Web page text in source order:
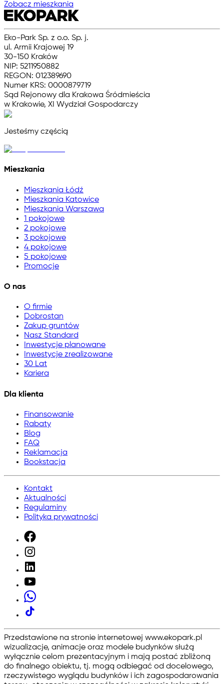
Zobacz mieszkania
Eko-Park Sp. z o.o. Sp. j.
ul. Armii Krajowej 19
30-150 Kraków
NIP: 5211950882
REGON: 012389690
Numer KRS: 0000879719
Sąd Rejonowy dla Krakowa Śródmieścia
w Krakowie, XI Wydział Gospodarczy
Jesteśmy częścią
Mieszkania
Mieszkania Łódź
Mieszkania Katowice
Mieszkania Warszawa
1 pokojowe
2 pokojowe
3 pokojowe
4 pokojowe
5 pokojowe
Promocje
O nas
O firmie
Dobrostan
Zakup gruntów
Nasz Standard
Inwestycje planowane
Inwestycje zrealizowane
30 Lat
Kariera
Dla klienta
Finansowanie
Rabaty
Blog
FAQ
Reklamacja
Bookstacja
Kontakt
Aktualności
Regulaminy
Polityka prywatności
Przedstawione na stronie internetowej www.ekopark.pl
wizualizacje, animacje oraz modele budynków służą
wyłącznie celom prezentacyjnym i mają postać zbliżoną
do finalnego obiektu, tj. mogą odbiegać od docelowego,
rzeczywistego wyglądu budynków i ich zagospodarowania